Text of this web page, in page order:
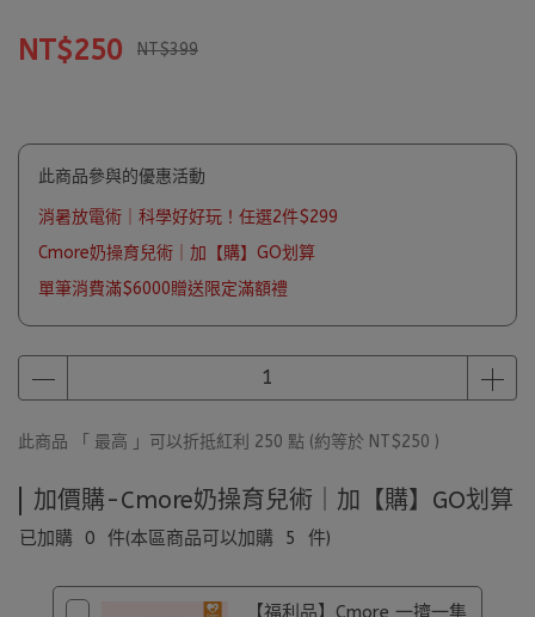
NT$250 NT$399
此商品參與的優惠活動
消暑放電術｜科學好好玩！任選2件$299
Cmore奶操育兒術｜加【購】GO划算
單筆消費滿$6000贈送限定滿額禮
此商品 「 最高 」可以折抵紅利 250 點 (約等於 NT$250 )
加價購-Cmore奶操育兒術｜加【購】GO划算
已加購 0 件(本區商品可以加購 5 件)
【福利品】Cmore 一擠一集